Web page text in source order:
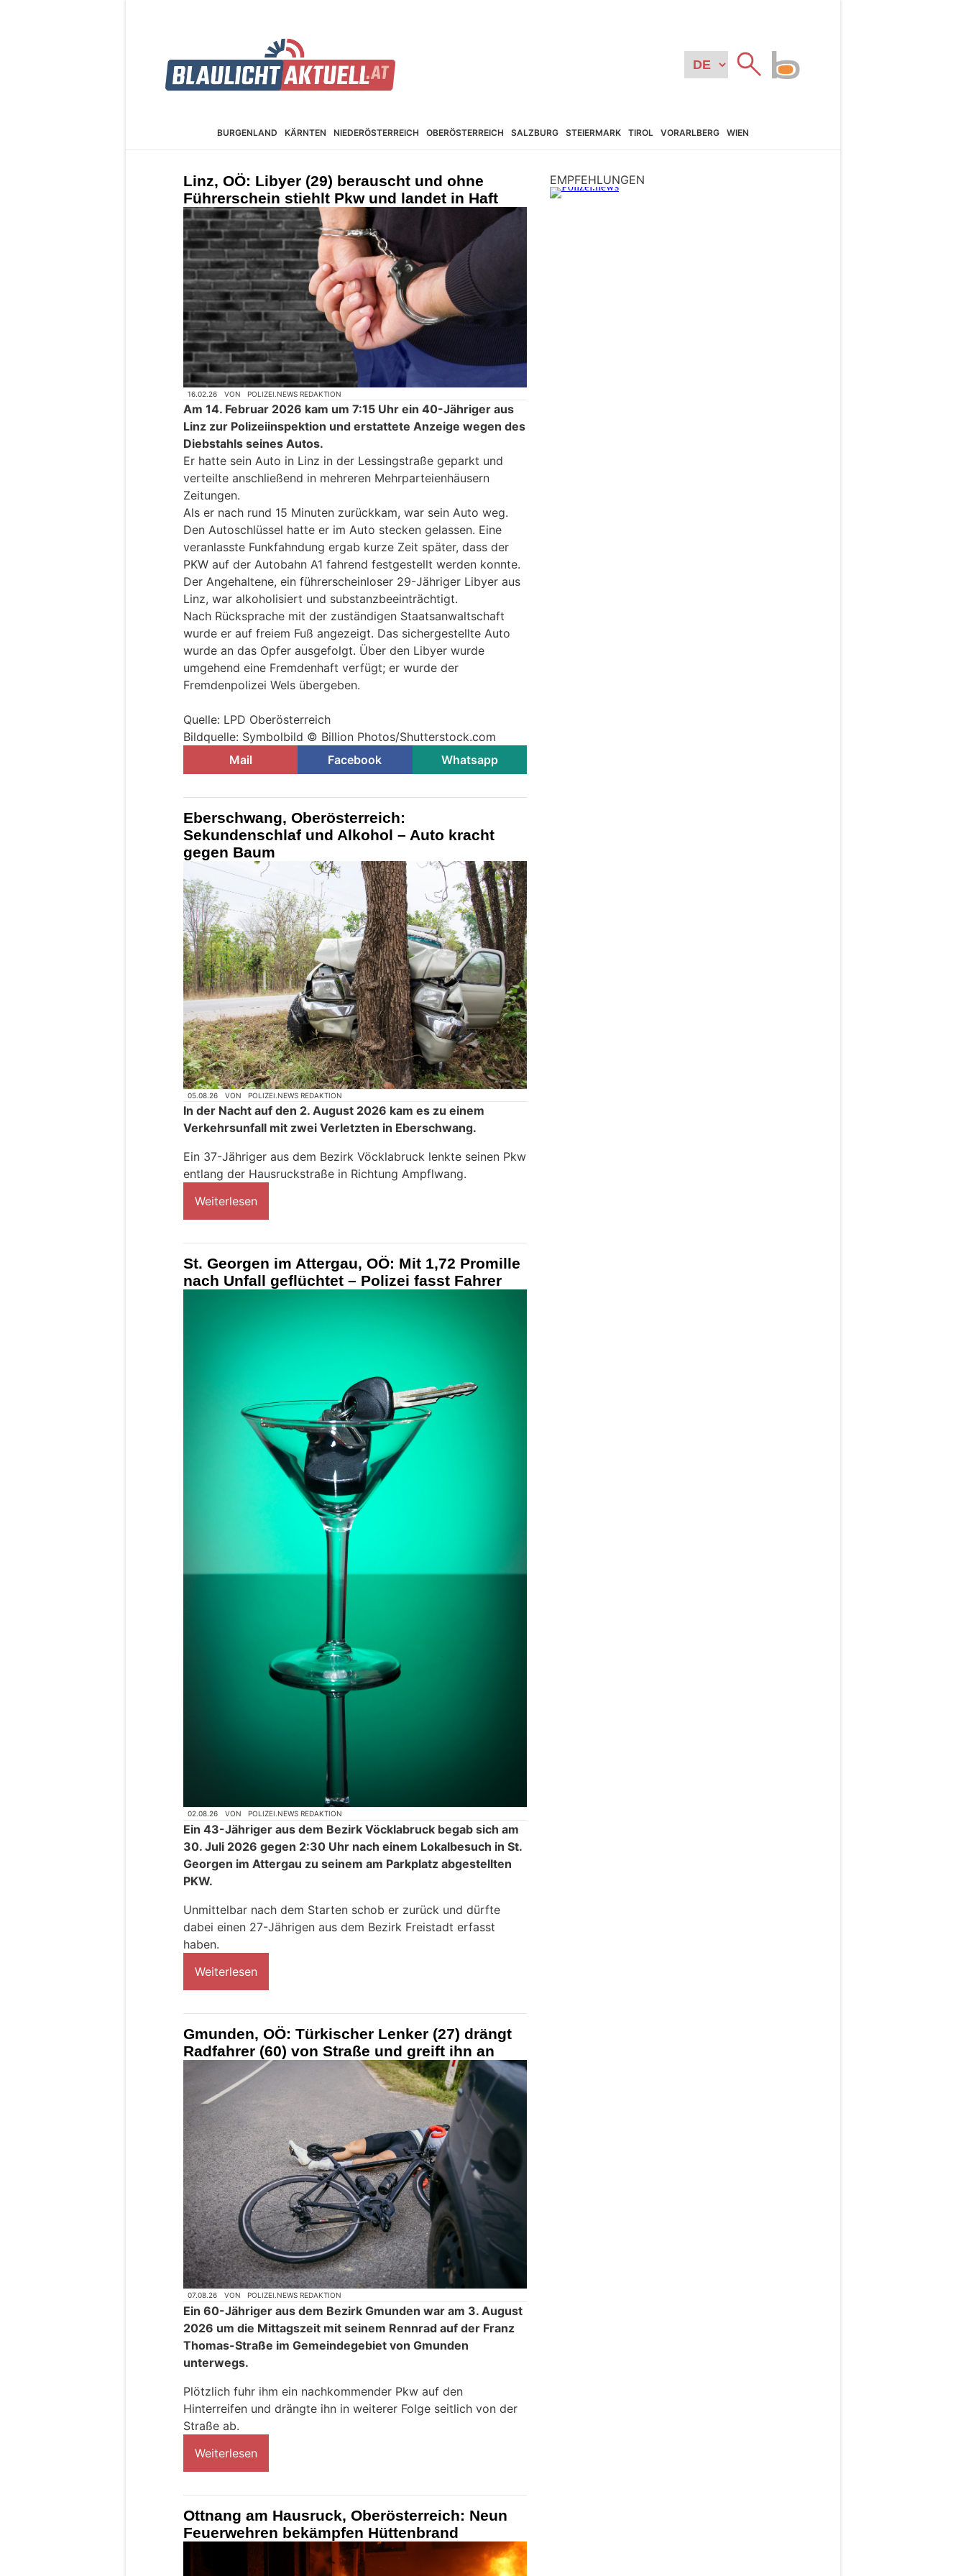
BURGEN­LAND KÄRNTEN NIEDER­ÖSTERREICH OBER­ÖSTERREICH SALZBURG STEIER­MARK TIROL VORARL­BERG WIEN
Linz, OÖ: Libyer (29) berauscht und ohne
Führerschein stiehlt Pkw und landet in Haft
16.02.26 VON POLIZEI.NEWS REDAKTION
Am 14. Februar 2026 kam um 7:15 Uhr ein 40-Jähriger aus
Linz zur Polizeiinspektion und erstattete Anzeige wegen des
Diebstahls seines Autos.
Er hatte sein Auto in Linz in der Lessingstraße geparkt und
verteilte anschließend in mehreren Mehrparteienhäusern
Zeitungen.
Als er nach rund 15 Minuten zurückkam, war sein Auto weg.
Den Autoschlüssel hatte er im Auto stecken gelassen. Eine
veranlasste Funkfahndung ergab kurze Zeit später, dass der
PKW auf der Autobahn A1 fahrend festgestellt werden konnte.
Der Angehaltene, ein führerscheinloser 29-Jähriger Libyer aus
Linz, war alkoholisiert und substanzbeeinträchtigt.
Nach Rücksprache mit der zuständigen Staatsanwaltschaft
wurde er auf freiem Fuß angezeigt. Das sichergestellte Auto
wurde an das Opfer ausgefolgt. Über den Libyer wurde
umgehend eine Fremdenhaft verfügt; er wurde der
Fremdenpolizei Wels übergeben.
Quelle: LPD Oberösterreich
Bildquelle: Symbolbild © Billion Photos/Shutterstock.com
Mail
Facebook Whatsapp
Eberschwang, Oberösterreich:
Sekundenschlaf und Alkohol – Auto kracht
gegen Baum
05.08.26 VON POLIZEI.NEWS REDAKTION
In der Nacht auf den 2. August 2026 kam es zu einem
Verkehrsunfall mit zwei Verletzten in Eberschwang.
Ein 37-Jähriger aus dem Bezirk Vöcklabruck lenkte seinen Pkw
entlang der Hausruckstraße in Richtung Ampflwang.
Weiterlesen
St. Georgen im Attergau, OÖ: Mit 1,72 Promille
nach Unfall geflüchtet – Polizei fasst Fahrer
02.08.26 VON POLIZEI.NEWS REDAKTION
Ein 43-Jähriger aus dem Bezirk Vöcklabruck begab sich am
30. Juli 2026 gegen 2:30 Uhr nach einem Lokalbesuch in St.
Georgen im Attergau zu seinem am Parkplatz abgestellten
PKW.
Unmittelbar nach dem Starten schob er zurück und dürfte
dabei einen 27-Jährigen aus dem Bezirk Freistadt erfasst
haben.
Weiterlesen
Gmunden, OÖ: Türkischer Lenker (27) drängt
Radfahrer (60) von Straße und greift ihn an
07.08.26 VON POLIZEI.NEWS REDAKTION
Ein 60-Jähriger aus dem Bezirk Gmunden war am 3. August
2026 um die Mittagszeit mit seinem Rennrad auf der Franz
Thomas-Straße im Gemeindegebiet von Gmunden
unterwegs.
Plötzlich fuhr ihm ein nachkommender Pkw auf den
Hinterreifen und drängte ihn in weiterer Folge seitlich von der
Straße ab.
Weiterlesen
Ottnang am Hausruck, Oberösterreich: Neun
Feuerwehren bekämpfen Hüttenbrand
EMPFEHLUNGEN